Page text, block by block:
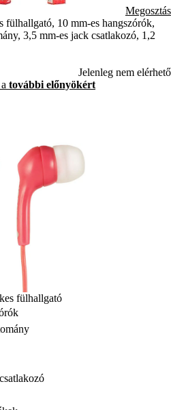
Megosztás
fülhallgató, 10 mm-es hangszórók,
3,5 mm-es jack csatlakozó, 1,2
Jelenleg nem elérhető
további előnyökért
fülhallgató